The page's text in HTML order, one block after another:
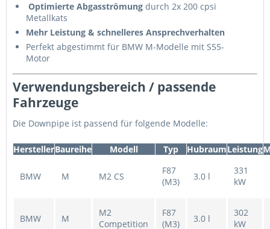
Optimierte Abgasströmung durch 2x 200 cpsi
Metallkats
Mehr Leistung & schnelleres Ansprechverhalten
Perfekt abgestimmt für BMW M-Modelle mit S55-
Motor
Verwendungsbereich / passende
Fahrzeuge
Die Downpipe ist passend für folgende Modelle:
HerstellerBaureihe Modell Typ HubraumLeistung
BMW M M2 CS
F87
(M3)
3.0 l
331
kW
BMW M
M2
Competition
F87
(M3)
3.0 l
302
kW